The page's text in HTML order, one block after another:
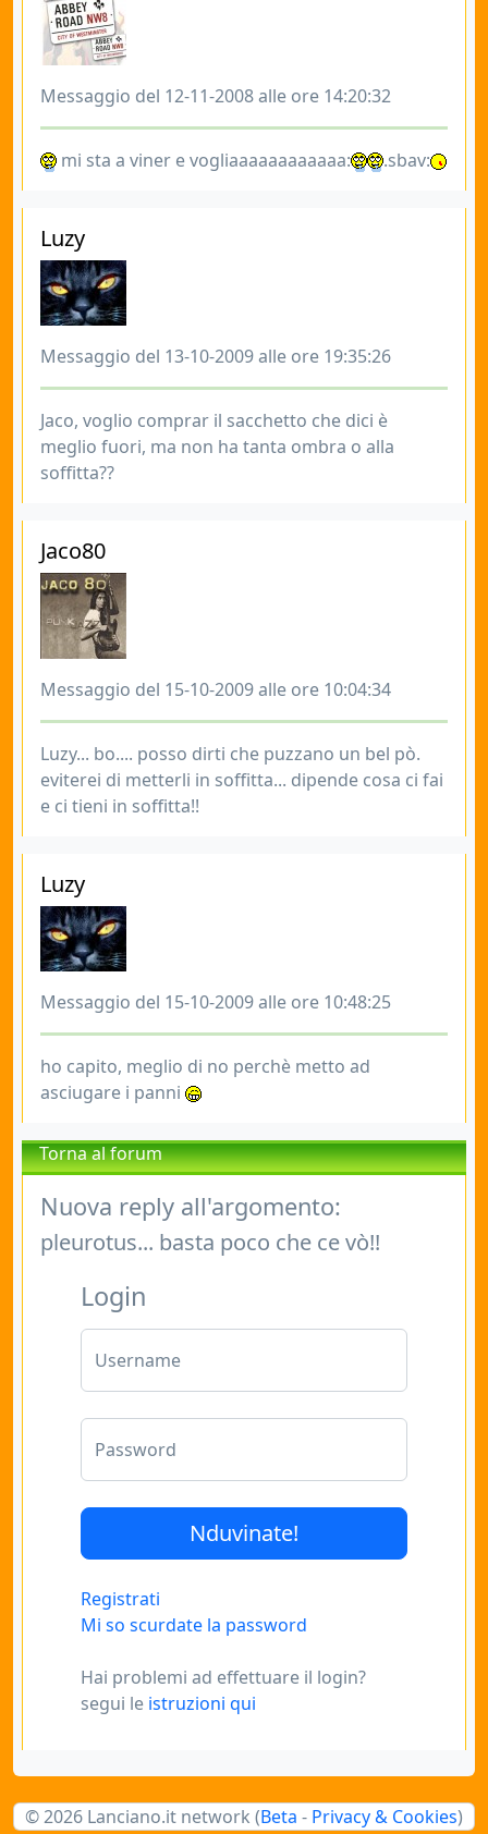
Messaggio del 12-11-2008 alle ore 14:20:32
mi sta a viner e vogliaaaaaaaaaaaa: .sbav:
Luzy
Messaggio del 13-10-2009 alle ore 19:35:26
Jaco, voglio comprar il sacchetto che dici è
meglio fuori, ma non ha tanta ombra o alla
soffitta??
Jaco80
Messaggio del 15-10-2009 alle ore 10:04:34
Luzy... bo.... posso dirti che puzzano un bel pò.
eviterei di metterli in soffitta... dipende cosa ci fai
e ci tieni in soffitta!!
Luzy
Messaggio del 15-10-2009 alle ore 10:48:25
ho capito, meglio di no perchè metto ad
asciugare i panni
Torna al forum
Nuova reply all'argomento:
pleurotus... basta poco che ce vò!!
Login
Username
Password
Registrati
Mi so scurdate la password
Hai problemi ad effettuare il login?
segui le istruzioni qui
© 2026 Lanciano.it network (Beta - Privacy & Cookies)